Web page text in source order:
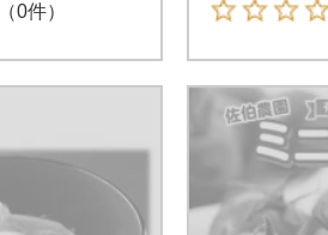
0件）